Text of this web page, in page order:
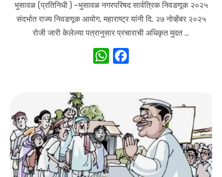
भुसावळ (प्रतिनिधी ) –भुसावळ नगरपरिषद सार्वत्रिक निवडणूक २०२५
संदर्भात राज्य निवडणूक आयोग, महाराष्ट्र यांनी दि. २७ नोव्हेंबर २०२५
रोजी जारी केलेल्या पत्रानुसार प्रचाराची अधिकृत मुदत …
W
A
p
p
e
b
o
o
k